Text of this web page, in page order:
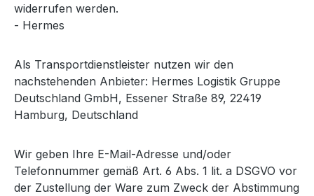
widerrufen werden.
- Hermes
Als Transportdienstleister nutzen wir den
nachstehenden Anbieter: Hermes Logistik Gruppe
Deutschland GmbH, Essener Straße 89, 22419
Hamburg, Deutschland
Wir geben Ihre E-Mail-Adresse und/oder
Telefonnummer gemäß Art. 6 Abs. 1 lit. a DSGVO vor
der Zustellung der Ware zum Zweck der Abstimmung